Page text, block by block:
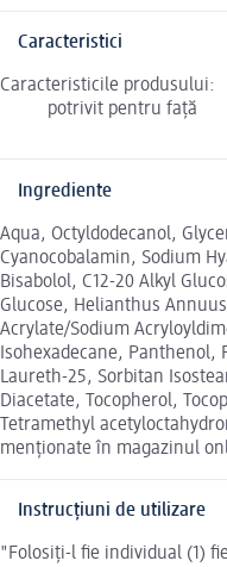
Caracteristici
Caracteristicile produsului:
potrivit pentru față
Ingrediente
Aqua, Octyldodecanol,
Cyanocobalamin, Sodium
Bisabolol, C12-20 Alkyl
Glucose, Helianthus
Acrylate/Sodium
Isohexadecane, Panthenol,
Laureth-25, Sorbitan
Diacetate, Tocopherol,
Tetramethyl
menționate în magazinul
Instrucțiuni de utilizare
"Folosiți-l fie individual (1)